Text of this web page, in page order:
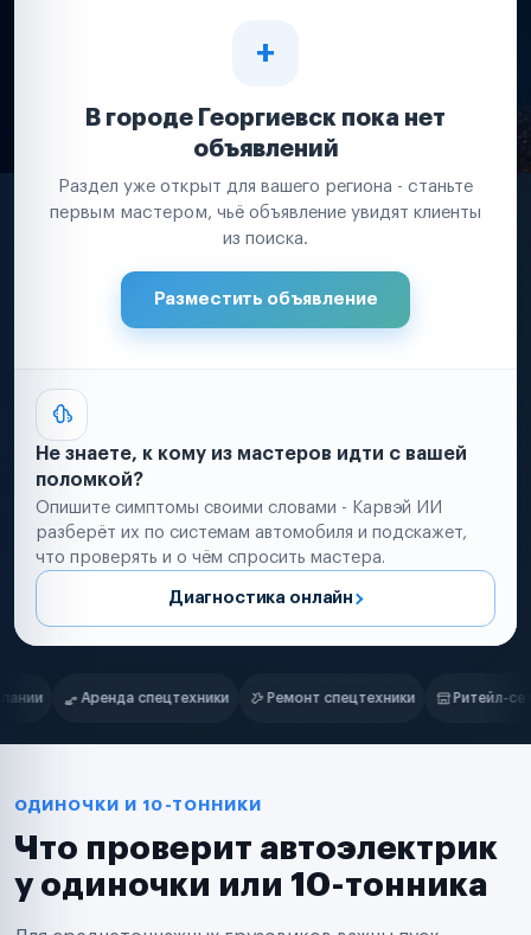
В городе Георгиевск пока нет
объявлений
Раздел уже открыт для вашего региона - станьте
первым мастером, чьё объявление увидят клиенты
из поиска.
Разместить объявление
Не знаете, к кому из мастеров идти с вашей
поломкой?
Опишите симптомы своими словами - Карвэй ИИ
разберёт их по системам автомобиля и подскажет,
что проверять и о чём спросить мастера.
Диагностика онлайн
Нам доверяют
Ремонт спецтехники Ритейл-сети Управляющие компании
Маркетплейсы
Таксопарки
Автодилеры
Поставщики запчастей
ОДИНОЧКИ И 10-ТОННИКИ
Что проверит автоэлектрик
у одиночки или 10-тонника